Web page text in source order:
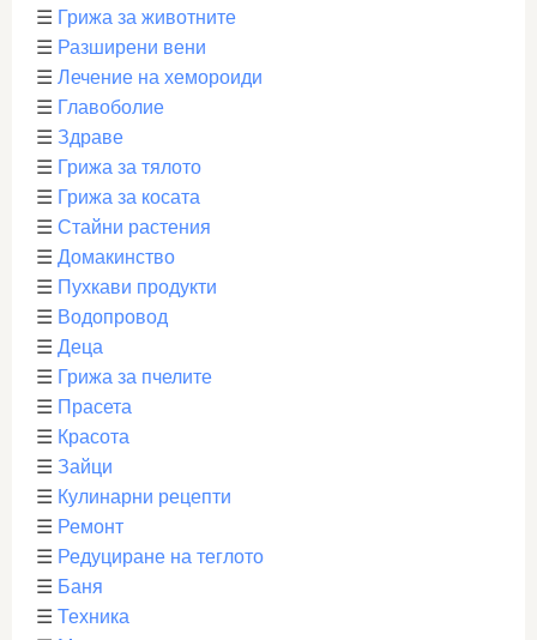
☰ Грижа за животните
☰ Разширени вени
☰ Лечение на хемороиди
☰ Главоболие
☰ Здраве
☰ Грижа за тялото
☰ Грижа за косата
☰ Стайни растения
☰ Домакинство
☰ Пухкави продукти
☰ Водопровод
☰ Деца
☰ Грижа за пчелите
☰ Прасета
☰ Красота
☰ Зайци
☰ Кулинарни рецепти
☰ Ремонт
☰ Редуциране на теглото
☰ Баня
☰ Техника